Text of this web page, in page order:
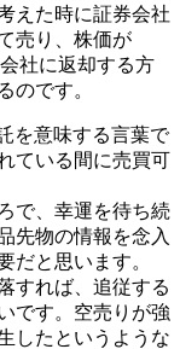
えた時に証券会社
売り、株価が
社に返却する方
のです。
を意味する言葉で
ている間に売買可
で、幸運を待ち続
先物の情報を念入
だと思います。
すれば、追従する
です。空売りが強
したというような